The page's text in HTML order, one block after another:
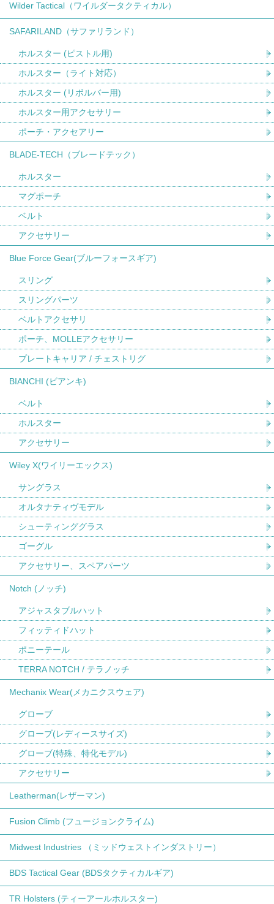
Wilder Tactical（ワイルダータクティカル）
SAFARILAND（サファリランド）
ホルスター (ピストル用)
ホルスター（ライト対応）
ホルスター (リボルバー用)
ホルスター用アクセサリー
ポーチ・アクセアリー
BLADE-TECH（ブレードテック）
ホルスター
マグポーチ
ベルト
アクセサリー
Blue Force Gear(ブルーフォースギア)
スリング
スリングパーツ
ベルトアクセサリ
ポーチ、MOLLEアクセサリー
プレートキャリア / チェストリグ
BIANCHI (ビアンキ)
ベルト
ホルスター
アクセサリー
Wiley X(ワイリーエックス)
サングラス
オルタナティヴモデル
シューティンググラス
ゴーグル
アクセサリー、スペアパーツ
Notch (ノッチ)
アジャスタブルハット
フィッティドハット
ポニーテール
TERRA NOTCH / テラノッチ
Mechanix Wear(メカニクスウェア)
グローブ
グローブ(レディースサイズ)
グローブ(特殊、特化モデル)
アクセサリー
Leatherman(レザーマン)
Fusion Climb (フュージョンクライム)
Midwest Industries （ミッドウェストインダストリー）
BDS Tactical Gear (BDSタクティカルギア)
TR Holsters (ティーアールホルスター)